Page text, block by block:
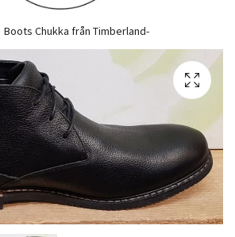
Boots Chukka från Timberland-